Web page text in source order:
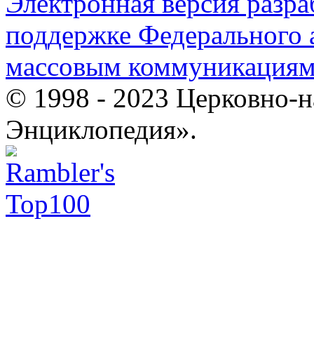
поддержке Федерального
массовым
© 1998 - 2023 Церковно-
Энциклопедия».